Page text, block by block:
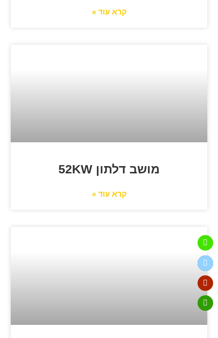
קרא עוד »
מושב דלתון 52KW
קרא עוד »